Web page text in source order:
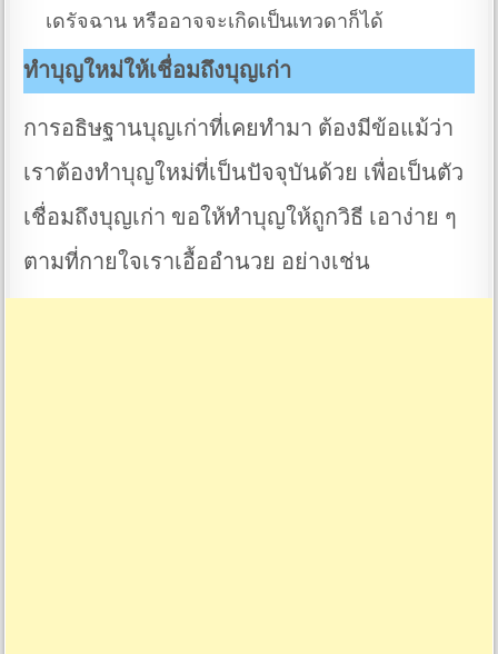
เดรัจฉาน หรืออาจจะเกิดเป็นเทวดาก็ได้
ทำบุญใหม่ให้เชื่อมถึงบุญเก่า
การอธิษฐานบุญเก่าที่เคยทำมา ต้องมีข้อแม้ว่า
เราต้องทำบุญใหม่ที่เป็นปัจจุบันด้วย เพื่อเป็นตัว
เชื่อมถึงบุญเก่า ขอให้ทำบุญให้ถูกวิธี เอาง่าย ๆ
ตามที่กายใจเราเอื้ออำนวย อย่างเช่น